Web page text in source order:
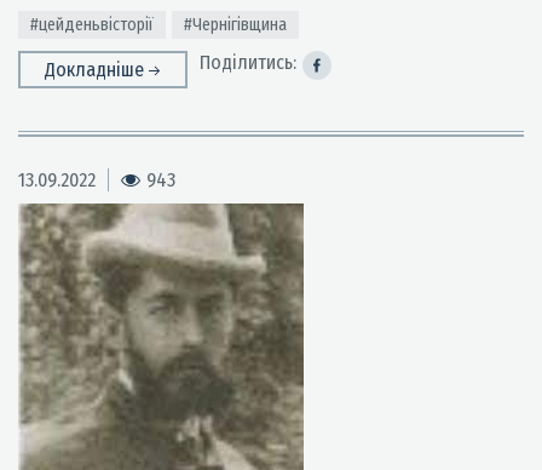
#цейденьвісторії #Чернігівщина
Докладніше Поділитись:
13.09.2022 943